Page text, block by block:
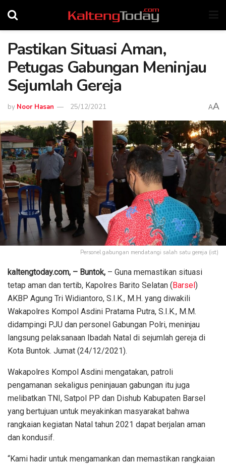
Pastikan Situasi Aman,
Petugas Gabungan Meninjau
Sejumlah Gereja
by Noor Hasan 25/12/2021 AA
Personel gabungan mendatangi salah satu gereja (ist)
kaltengtoday.com, – Buntok, – Guna memastikan situasi
tetap aman dan tertib, Kapolres Barito Selatan (Barsel)
AKBP Agung Tri Widiantoro, S.I.K., M.H. yang diwakili
Wakapolres Kompol Asdini Pratama Putra, S.I.K., M.M.
didampingi PJU dan personel Gabungan Polri, meninjau
langsung pelaksanaan Ibadah Natal di sejumlah gereja di
Kota Buntok. Jumat (24/12/2021).
Wakapolres Kompol Asdini mengatakan, patroli
pengamanan sekaligus peninjauan gabungan itu juga
melibatkan TNI, Satpol PP dan Dishub Kabupaten Barsel
yang bertujuan untuk meyakinkan masyarakat bahwa
rangkaian kegiatan Natal tahun 2021 dapat berjalan aman
dan kondusif.
“Kami hadir untuk mengamankan dan memastikan rangkaian